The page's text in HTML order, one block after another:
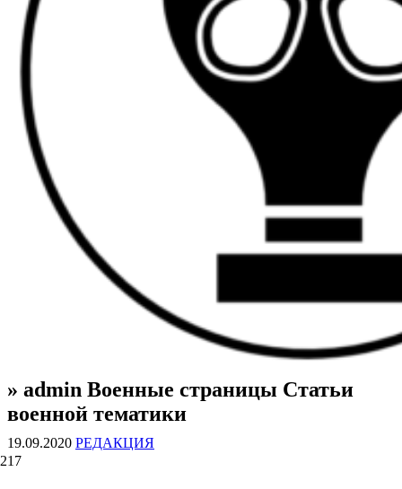
ВОЕННЫЕ СТРАНИЦЫ
СТАТЬИ ВОЕННОЙ ТЕМАТИКИ
» admin Военные страницы Статьи
военной тематики
19.09.2020 РЕДАКЦИЯ
217